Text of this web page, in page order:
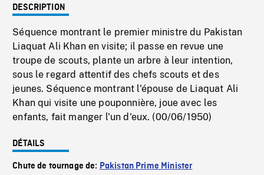
DESCRIPTION
Séquence montrant le premier ministre du Pakistan
Liaquat Ali Khan en visite; il passe en revue une
troupe de scouts, plante un arbre à leur intention,
sous le regard attentif des chefs scouts et des
jeunes. Séquence montrant l'épouse de Liaquat Ali
Khan qui visite une pouponnière, joue avec les
enfants, fait manger l'un d'eux. (00/06/1950)
DÉTAILS
Chute de tournage de: Pakistan Prime Minister